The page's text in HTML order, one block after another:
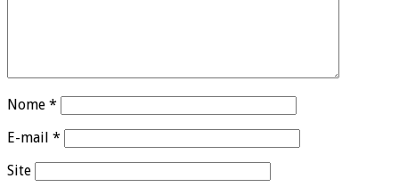
Nome *
E-mail *
Site